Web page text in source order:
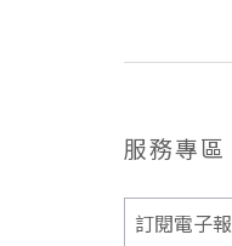
服務專區
訂閱電子報